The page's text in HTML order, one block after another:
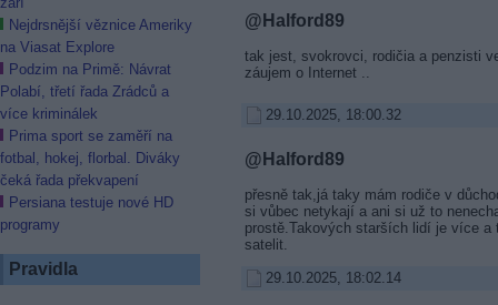
Nejdrsnější věznice Ameriky
na Viasat Explore
Podzim na Primě: Návrat
Polabí, třetí řada Zrádců a
více kriminálek
Prima sport se zaměří na
fotbal, hokej, florbal. Diváky
čeká řada překvapení
Persiana testuje nové HD
programy
Pravidla
@Halford89
tak jest, svokrovci, rodičia a penzisti
záujem o Internet ..
29.10.2025, 18:00.32
@Halford89
přesně tak,já taky mám rodiče v
si vůbec netykají a ani si už to
prostě.Takových starších lidí je více a
satelit.
29.10.2025, 18:02.14